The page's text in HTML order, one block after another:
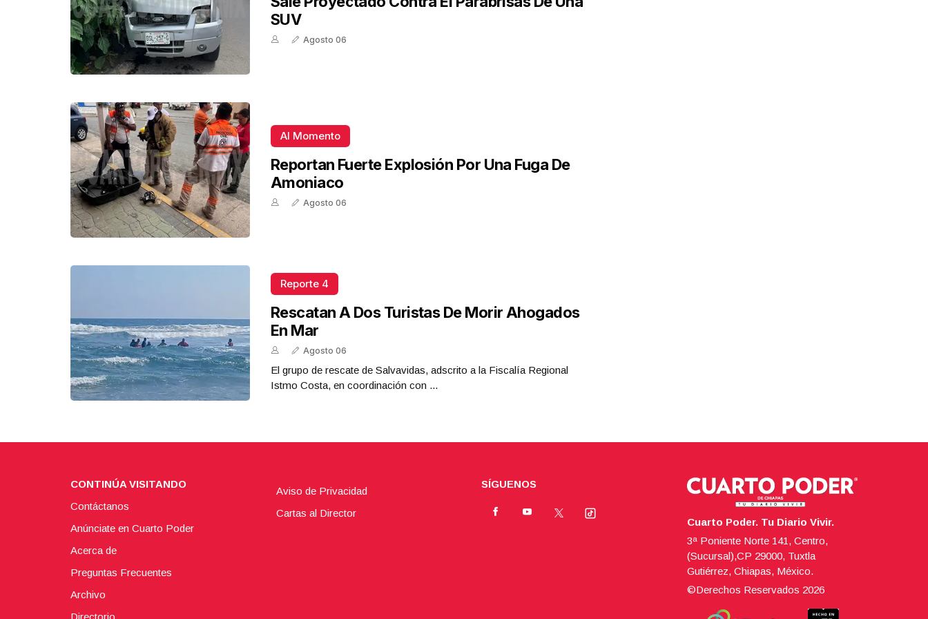
SUV
Agosto 06
Al Momento
Reportan Fuerte Explosión Por Una Fuga De
Amoniaco
Agosto 06
Reporte 4
Rescatan A Dos Turistas De Morir Ahogados
En Mar
Agosto 06
El grupo de rescate de Salvavidas, adscrito a la Fiscalía Regional
Istmo Costa, en coordinación con ...
CONTINÚA VISITANDO
Contáctanos
Anúnciate en Cuarto Poder
Acerca de
Preguntas Frecuentes
Archivo
Directorio
Aviso de Privacidad
Cartas al Director
SÍGUENOS
Cuarto Poder. Tu Diario Vivir.
3ª Poniente Norte 141, Centro,
(Sucursal),CP 29000, Tuxtla
Gutiérrez, Chiapas, México.
©Derechos Reservados 2026